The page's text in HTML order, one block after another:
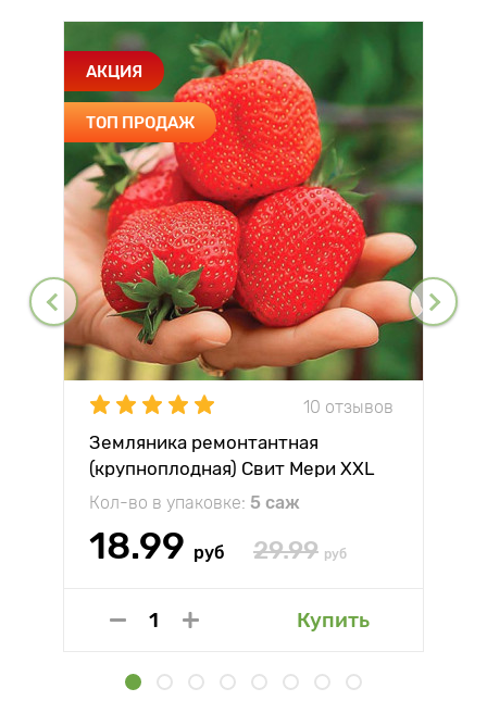
АКЦИЯ
ТОП ПРОДАЖ
10 отзывов
Земляника ремонтантная
(крупноплодная) Свит Мери XXL
Кол-во в упаковке: 5 саж
18.99 руб 29.99 руб
Купить